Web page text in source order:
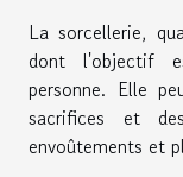
La sorcellerie,
dont l'objectif
personne. Elle
sacrifices et
envoûtements et